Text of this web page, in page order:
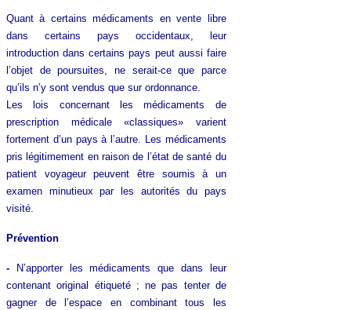
Quant à certains médicaments en vente libre
dans certains pays occidentaux, leur
introduction dans certains pays peut aussi faire
l’objet de poursuites, ne serait-ce que parce
qu’ils n’y sont vendus que sur ordonnance.
Les lois concernant les médicaments de
prescription médicale «classiques» varient
fortement d’un pays à l’autre. Les médicaments
pris légitimement en raison de l’état de santé du
patient voyageur peuvent être soumis à un
examen minutieux par les autorités du pays
visité.
Prévention
-
N’apporter les médicaments que dans leur
contenant original étiqueté ; ne pas tenter de
gagner de l’espace en combinant tous les